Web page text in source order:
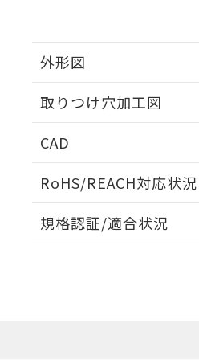
外形図
取りつけ穴加工図
CAD
RoHS/REACH対応状況
EU RoHS 注意事項・凡例
規格認証/適合状況